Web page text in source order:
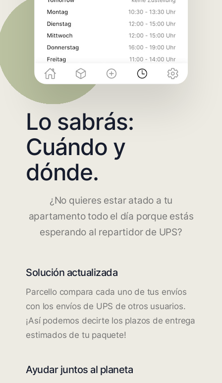
Lo sabrás:
Cuándo y
dónde.
¿No quieres estar atado a tu
apartamento todo el día porque estás
esperando al repartidor de UPS?
Solución actualizada
Parcello compara cada uno de tus envíos
con los envíos de UPS de otros usuarios.
¡Así podemos decirte los plazos de entrega
estimados de tu paquete!
Ayudar juntos al planeta